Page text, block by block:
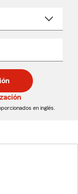
en inglés.